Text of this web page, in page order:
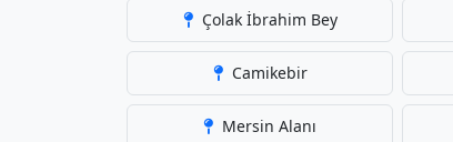
Çolak İbrahim Bey
Camikebir
Mersin Alanı